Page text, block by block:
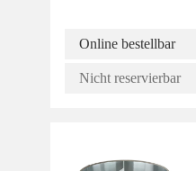
Online bestellbar
Nicht reservierbar